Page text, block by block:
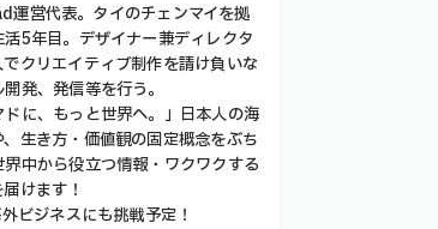
営代表。タイのチェンマイを拠
5年目。デザイナー兼ディレクタ
クリエイティブ制作を請け負いな
発、発信等を行う。
ドに、もっと世界へ。」日本人の海
生き方・価値観の固定概念をぶち
中から役立つ情報・ワクワクする
けます！
ビジネスにも挑戦予定！